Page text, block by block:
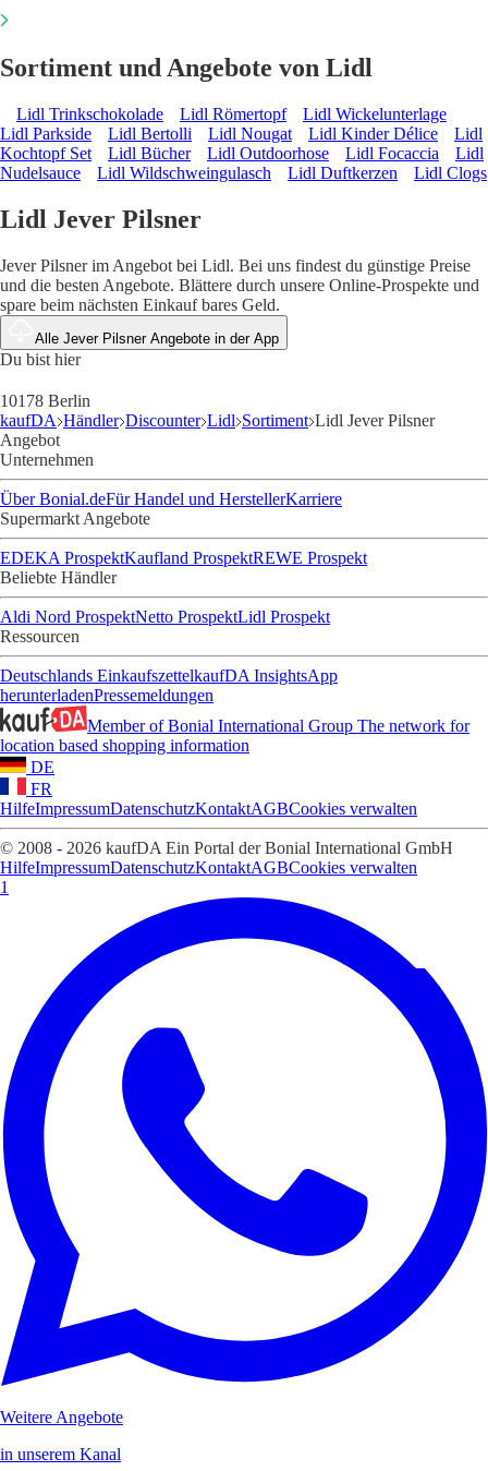
Sortiment und Angebote von Lidl
Lidl Trinkschokolade Lidl Römertopf
Lidl Wickelunterlage
Lidl Parkside
Lidl Bertolli Lidl Nougat Lidl Kinder Délice
Lidl
Kochtopf Set
Lidl Bücher Lidl Outdoorhose Lidl Focaccia
Lidl
Nudelsauce
Lidl Wildschweingulasch Lidl Duftkerzen Lidl Clogs
Lidl Jever Pilsner
Jever Pilsner im Angebot bei Lidl. Bei uns findest du günstige Preise
und die besten Angebote. Blättere durch unsere Online-Prospekte und
spare beim nächsten Einkauf bares Geld.
Alle Jever Pilsner Angebote in der App
Du bist hier
10178 Berlin
kaufDA Händler Discounter Lidl Sortiment Lidl Jever Pilsner
Angebot
Unternehmen
Über Bonial.deFür Handel und HerstellerKarriere
Supermarkt Angebote
EDEKA ProspektKaufland ProspektREWE Prospekt
Beliebte Händler
Aldi Nord ProspektNetto ProspektLidl Prospekt
Ressourcen
Deutschlands EinkaufszettelkaufDA InsightsApp
herunterladenPressemeldungen
Member of Bonial International Group The network for
location based shopping information
DE
FR
HilfeImpressumDatenschutzKontaktAGBCookies verwalten
© 2008 - 2026 kaufDA Ein Portal der Bonial International GmbH
HilfeImpressumDatenschutzKontaktAGBCookies verwalten
1
Weitere Angebote
in unserem Kanal